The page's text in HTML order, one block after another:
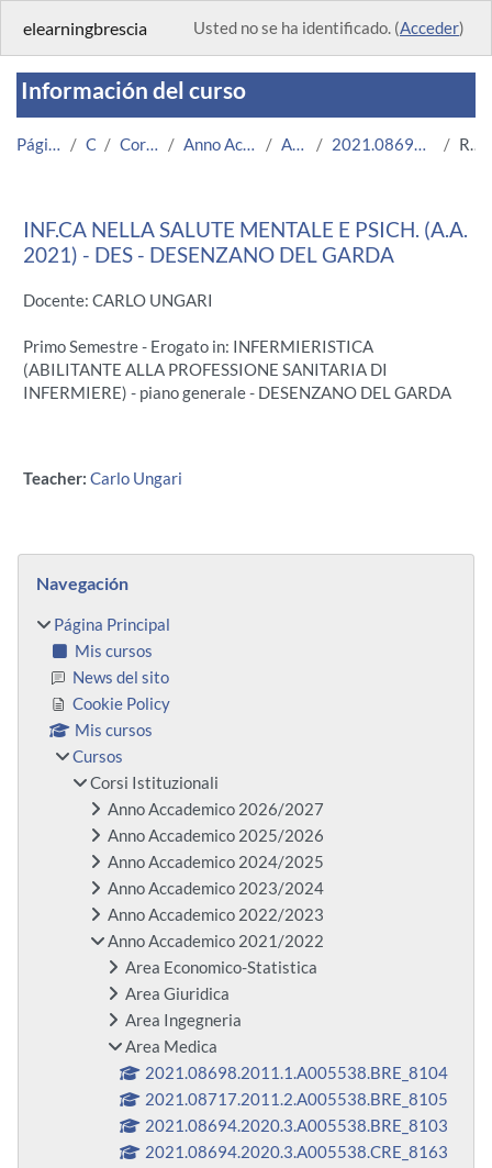
elearningbrescia Usted no se ha identificado. (Acceder)
Información del curso
Página Principal Cursos Corsi Istituzionali Anno Accademico 2021/2022 Area Medica 2021.08696.2011.3.U11167.DES_6500 Resumen
INF.CA NELLA SALUTE MENTALE E PSICH. (A.A.
2021) - DES - DESENZANO DEL GARDA
Docente: CARLO UNGARI
Primo Semestre - Erogato in: INFERMIERISTICA
(ABILITANTE ALLA PROFESSIONE SANITARIA DI
INFERMIERE) - piano generale - DESENZANO DEL GARDA
Teacher: Carlo Ungari
Bloques
Navegación
Página Principal
Mis cursos
News del sito
Cookie Policy
Mis cursos
Cursos
Corsi Istituzionali
Anno Accademico 2026/2027
Anno Accademico 2025/2026
Anno Accademico 2024/2025
Anno Accademico 2023/2024
Anno Accademico 2022/2023
Anno Accademico 2021/2022
Area Economico-Statistica
Area Giuridica
Area Ingegneria
Area Medica
2021.08698.2011.1.A005538.BRE_8104
2021.08717.2011.2.A005538.BRE_8105
2021.08694.2020.3.A005538.BRE_8103
2021.08694.2020.3.A005538.CRE_8163